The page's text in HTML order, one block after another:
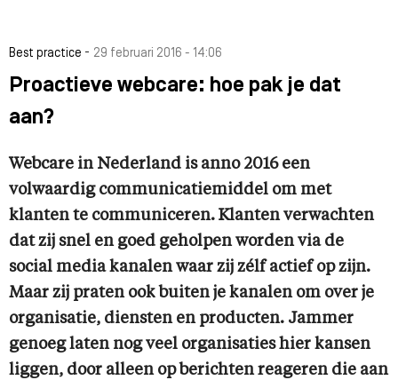
Best practice - 29 februari 2016 - 14:06
Proactieve webcare: hoe pak je dat
aan?
Webcare in Nederland is anno 2016 een
volwaardig communicatiemiddel om met
klanten te communiceren. Klanten verwachten
dat zij snel en goed geholpen worden via de
social media kanalen waar zij zélf actief op zijn.
Maar zij praten ook buiten je kanalen om over je
organisatie, diensten en producten. Jammer
genoeg laten nog veel organisaties hier kansen
liggen, door alleen op berichten reageren die aan